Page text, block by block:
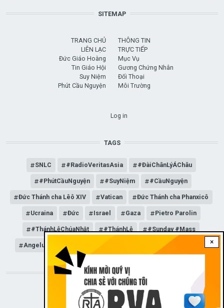
×
SITEMAP
TRANG CHỦ
LIÊN LẠC
Đức Giáo Hoàng
Tin Giáo Hội
Suy Niệm
Phút Cầu Nguyện
THÔNG TIN
TRỰC TIẾP
Mục Vụ
Gương Chứng Nhân
Đối Thoại
Môi Trường
Log in
TAGS
SNLC #RadioVeritasAsia #ĐàiChânLýÁChâu
#PhútCầuNguyện #SuyNiệm #CầuNguyện
Đức Thánh cha Lêô XIV Vatican Đức Thánh cha Phanxicô
Ucraina Đức Israel Gaza Pietro Parolin
#ThánhLễChúaNhật #ThánhLễ #Sunday #Mass
Angelus Đức Giáo hoàng Lêô XIV General Audience
STAY CONNECTED WITH US!